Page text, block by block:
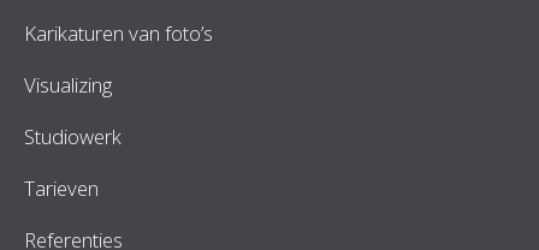
Karikaturen van foto’s
Visualizing
Studiowerk
Tarieven
Referenties